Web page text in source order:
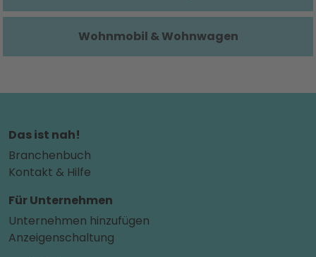
Wohnmobil & Wohnwagen
Das ist nah!
Branchenbuch
Kontakt & Hilfe
Für Unternehmen
Unternehmen hinzufügen
Anzeigenschaltung